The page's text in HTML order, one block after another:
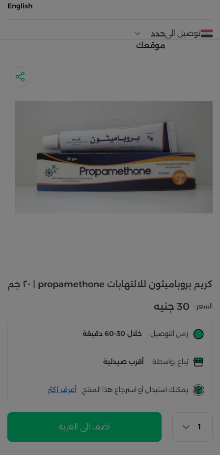
English
توصيل الىحدد
موقعك
كريم بروباميثون للالتهابات propamethone | ٢٠ جم
السعر : 30 جنيه
زمن التوصيل : خلال 30-60 دقيقة
يُباع بواسطة : أقرب صيدلية
يمكنك استبدال أو استرجاع هذا المنتج أعرف اكثر
اضف الى العربة